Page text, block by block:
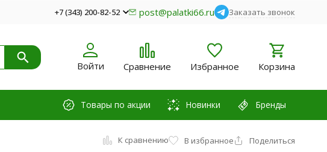
+7 (343) 200-82-52 post@palatki66.ru Заказать звонок
Войти Сравнение Избранное Корзина
Товары по акции Новинки Бренды
К сравнению В избранное Поделиться